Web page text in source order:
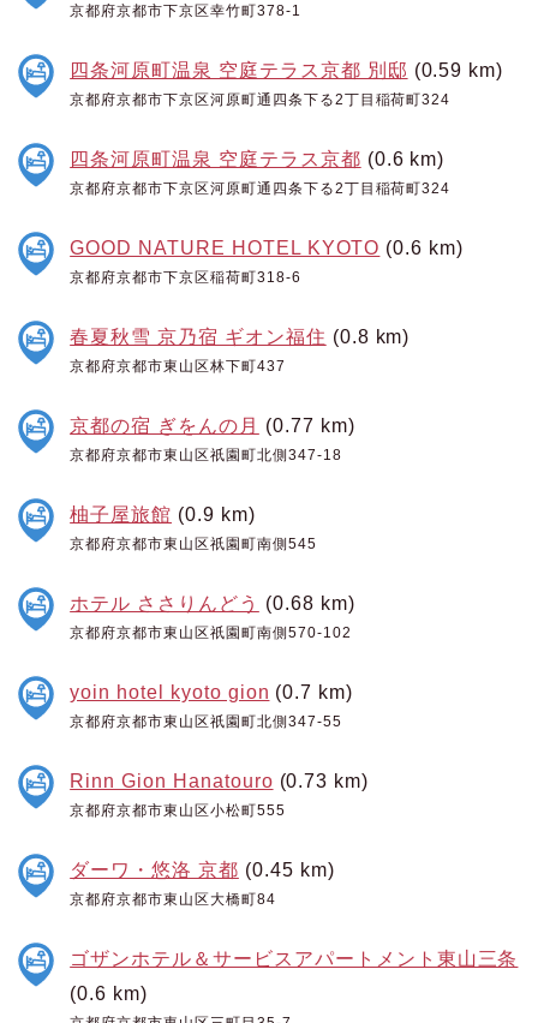
京都府京都市下京区幸竹町378-1
四条河原町温泉 空庭テラス京都 別邸 (0.59 km)
京都府京都市下京区河原町通四条下る2丁目稲荷町324
四条河原町温泉 空庭テラス京都 (0.6 km)
京都府京都市下京区河原町通四条下る2丁目稲荷町324
GOOD NATURE HOTEL KYOTO (0.6 km)
京都府京都市下京区稲荷町318-6
春夏秋雪 京乃宿 ギオン福住 (0.8 km)
京都府京都市東山区林下町437
京都の宿 ぎをんの月 (0.77 km)
京都府京都市東山区祇園町北側347-18
柚子屋旅館 (0.9 km)
京都府京都市東山区祇園町南側545
ホテル ささりんどう (0.68 km)
京都府京都市東山区祇園町南側570-102
yoin hotel kyoto gion (0.7 km)
京都府京都市東山区祇園町北側347-55
Rinn Gion Hanatouro (0.73 km)
京都府京都市東山区小松町555
ダーワ・悠洛 京都 (0.45 km)
京都府京都市東山区大橋町84
ゴザンホテル＆サービスアパートメント東山三条
(0.6 km)